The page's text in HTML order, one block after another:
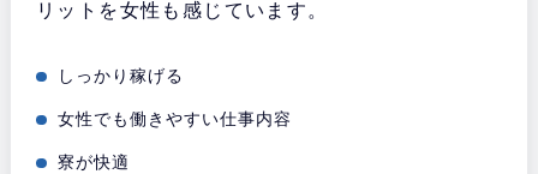
リットを女性も感じています。
しっかり稼げる
女性でも働きやすい仕事内容
寮が快適